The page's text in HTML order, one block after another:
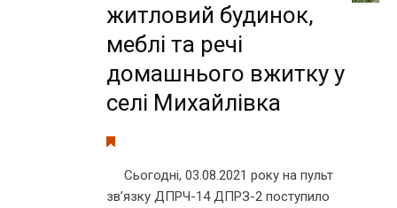
житловий будинок,
меблі та речі
домашнього вжитку у
селі Михайлівка
Сьогодні, 03.08.2021 року на пульт
зв’язку ДПРЧ-14 ДПРЗ-2 поступило